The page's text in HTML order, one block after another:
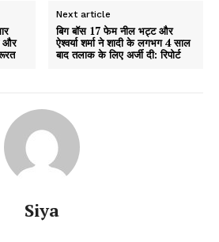
और
Next article
बिग बॉस 17 फेम नील भट्ट और
ऐश्वर्या शर्मा ने शादी के लगभग 4 साल
बाद तलाक के लिए अर्जी दी: रिपोर्ट
Siya